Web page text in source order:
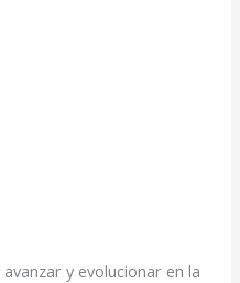
y evolucionar en la